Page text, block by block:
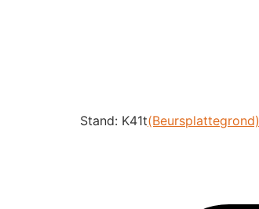
Stand: K41t(Beursplattegrond)